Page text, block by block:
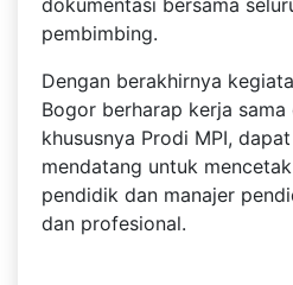
dokumentasi bersama
pembimbing.
Dengan berakhirnya
Bogor berharap kerja sama
khususnya Prodi MPI,
mendatang untuk
pendidik dan manajer
dan profesional.